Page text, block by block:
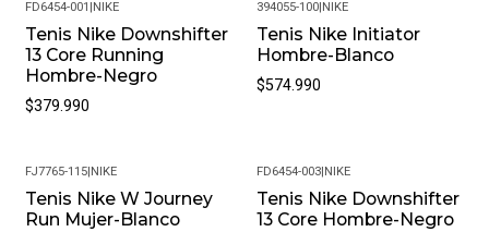
FD6454-001 |NIKE
Tenis Nike Downshifter
13 Core Running
Hombre-Negro
$379.990
394055-100|NIKE
Tenis Nike Initiator
Hombre-Blanco
$574.990
-4%
FJ7765-115|NIKE
Tenis Nike W Journey
Run Mujer-Blanco
FD6454-003|NIKE
Tenis Nike Downshifter
13 Core Hombre-Negro